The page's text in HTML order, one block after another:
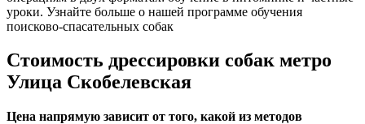
уроки. Узнайте больше о нашей программе обучения
поисково-спасательных собак
Стоимость дрессировки собак метро
Улица Скобелевская
Цена напрямую зависит от того, какой из методов